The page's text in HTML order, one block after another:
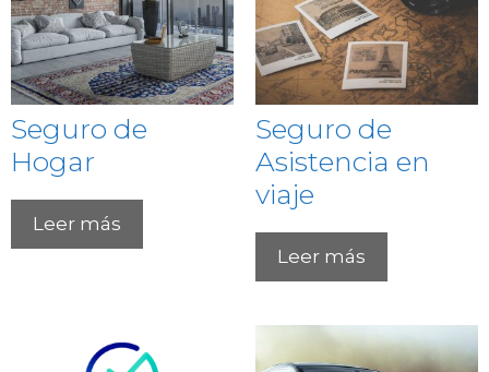
Seguro de
Hogar
Leer más
Seguro de
Asistencia en
viaje
Leer más